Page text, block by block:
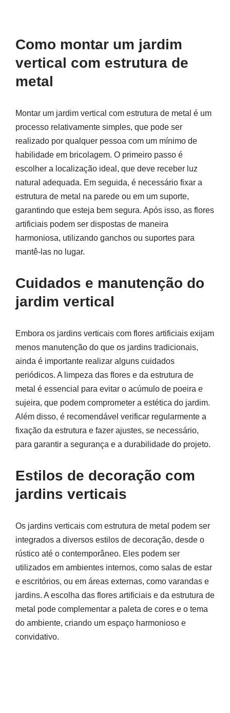
Como montar um jardim
vertical com estrutura de
metal
Montar um jardim vertical com estrutura de metal é um
processo relativamente simples, que pode ser
realizado por qualquer pessoa com um mínimo de
habilidade em bricolagem. O primeiro passo é
escolher a localização ideal, que deve receber luz
natural adequada. Em seguida, é necessário fixar a
estrutura de metal na parede ou em um suporte,
garantindo que esteja bem segura. Após isso, as flores
artificiais podem ser dispostas de maneira
harmoniosa, utilizando ganchos ou suportes para
mantê-las no lugar.
Cuidados e manutenção do
jardim vertical
Embora os jardins verticais com flores artificiais exijam
menos manutenção do que os jardins tradicionais,
ainda é importante realizar alguns cuidados
periódicos. A limpeza das flores e da estrutura de
metal é essencial para evitar o acúmulo de poeira e
sujeira, que podem comprometer a estética do jardim.
Além disso, é recomendável verificar regularmente a
fixação da estrutura e fazer ajustes, se necessário,
para garantir a segurança e a durabilidade do projeto.
Estilos de decoração com
jardins verticais
Os jardins verticais com estrutura de metal podem ser
integrados a diversos estilos de decoração, desde o
rústico até o contemporâneo. Eles podem ser
utilizados em ambientes internos, como salas de estar
e escritórios, ou em áreas externas, como varandas e
jardins. A escolha das flores artificiais e da estrutura de
metal pode complementar a paleta de cores e o tema
do ambiente, criando um espaço harmonioso e
convidativo.